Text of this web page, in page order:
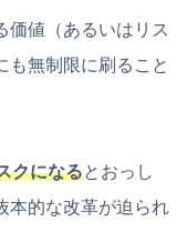
価値（あるいはリス
も無制限に刷ること
クになるとおっし
本的な改革が迫られ